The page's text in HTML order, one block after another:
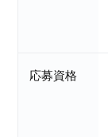
応募資格